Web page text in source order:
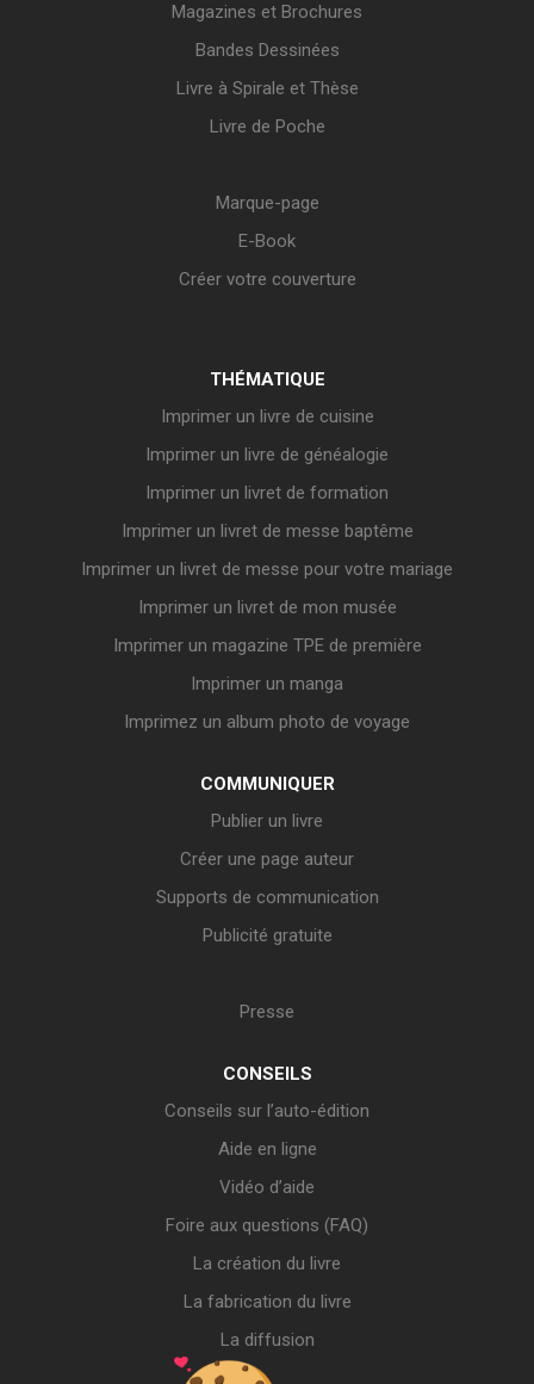
Magazines et Brochures
Bandes Dessinées
Livre à Spirale et Thèse
Livre de Poche
Marque-page
E-Book
Créer votre couverture
THÉMATIQUE
Imprimer un livre de cuisine
Imprimer un livre de généalogie
Imprimer un livret de formation
Imprimer un livret de messe baptême
Imprimer un livret de messe pour votre mariage
Imprimer un livret de mon musée
Imprimer un magazine TPE de première
Imprimer un manga
Imprimez un album photo de voyage
COMMUNIQUER
Publier un livre
Créer une page auteur
Supports de communication
Publicité gratuite
Presse
CONSEILS
Conseils sur l’auto-édition
Aide en ligne
Vidéo d’aide
Foire aux questions (FAQ)
La création du livre
La fabrication du livre
La diffusion